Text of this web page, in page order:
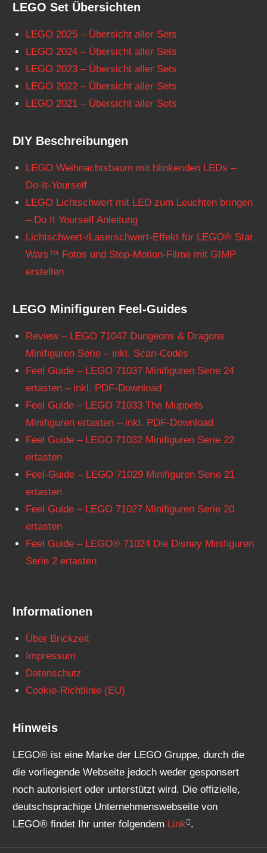
LEGO Set Übersichten
LEGO 2025 – Übersicht aller Sets
LEGO 2024 – Übersicht aller Sets
LEGO 2023 – Übersicht aller Sets
LEGO 2022 – Übersicht aller Sets
LEGO 2021 – Übersicht aller Sets
DIY Beschreibungen
LEGO Weihnachtsbaum mit blinkenden LEDs –
Do-It-Yourself
LEGO Lichtschwert mit LED zum Leuchten bringen
– Do It Yourself Anleitung
Lichtschwert-/Laserschwert-Effekt für LEGO® Star
Wars™ Fotos und Stop-Motion-Filme mit GIMP
erstellen
LEGO Minifiguren Feel-Guides
Review – LEGO 71047 Dungeons & Dragons
Minifiguren Serie – inkl. Scan-Codes
Feel Guide – LEGO 71037 Minifiguren Serie 24
ertasten – inkl. PDF-Download
Feel Guide – LEGO 71033 The Muppets
Minifiguren ertasten – inkl. PDF-Download
Feel Guide – LEGO 71032 Minifiguren Serie 22
ertasten
Feel-Guide – LEGO 71029 Minifiguren Serie 21
ertasten
Feel Guide – LEGO 71027 Minifiguren Serie 20
ertasten
Feel Guide – LEGO® 71024 Die Disney Minifiguren
Serie 2 ertasten
Informationen
Über Brickzeit
Impressum
Datenschutz
Cookie-Richtlinie (EU)
Hinweis
LEGO® ist eine Marke der LEGO Gruppe, durch die
die vorliegende Webseite jedoch weder gesponsert
noch autorisiert oder unterstützt wird. Die offizielle,
deutschsprachige Unternehmenswebseite von
LEGO® findet Ihr unter folgendem Link .